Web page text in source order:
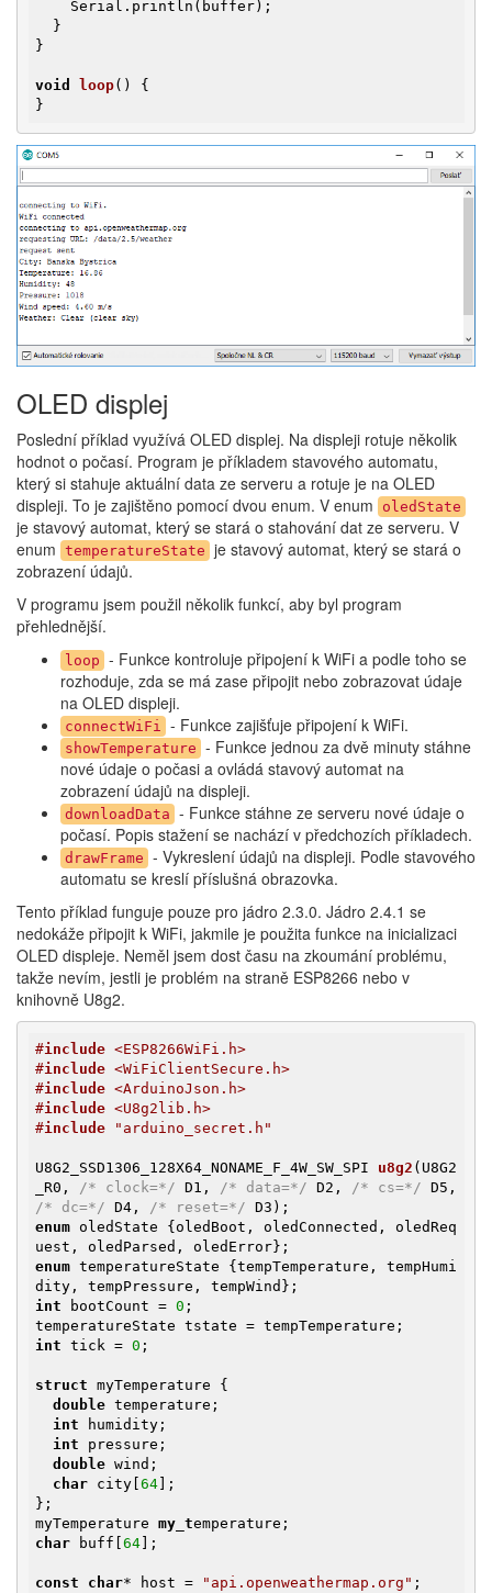
}
void loop()
{
}
OLED displej
Poslední příklad využívá OLED displej. Na displeji rotuje několik
hodnot o počasí. Program je příkladem stavového automatu,
který si stahuje aktuální data ze serveru a rotuje je na OLED
displeji. To je zajištěno pomocí dvou enum. V enum
oledState
je stavový automat, který se stará o stahování dat ze serveru. V
enum temperatureState je stavový automat, který se stará o
zobrazení údajů.
V programu jsem použil několik funkcí, aby byl program
přehlednější.
loop - Funkce kontroluje připojení k WiFi a podle toho se
rozhoduje, zda se má zase připojit nebo zobrazovat údaje
na OLED displeji.
connectWiFi - Funkce zajišťuje připojení k WiFi.
showTemperature - Funkce jednou za dvě minuty stáhne
nové údaje o počasi a ovládá stavový automat na
zobrazení údajů na displeji.
downloadData - Funkce stáhne ze serveru nové údaje o
počasí. Popis stažení se nachází v předchozích příkladech.
drawFrame - Vykreslení údajů na displeji. Podle stavového
automatu se kreslí příslušná obrazovka.
Tento příklad funguje pouze pro jádro 2.3.0. Jádro 2.4.1 se
nedokáže připojit k WiFi, jakmile je použita funkce na inicializaci
OLED displeje. Neměl jsem dost času na zkoumání problému,
takže nevím, jestli je problém na straně ESP8266 nebo v
knihovně U8g2.
#include <ESP8266WiFi.h>
#include <WiFiClientSecure.h>
#include <ArduinoJson.h>
#include <U8g2lib.h>
#include "arduino_secret.h"
U8G2_SSD1306_128X64_NONAME_F_4W_SW_SPI u8g2 (U8G2
_R0, /* clock=*/ D1, /* data=*/ D2, /* cs=*/
/* dc=*/ D4, /* reset=*/ D3)
enum oledState {oledBoot, oledConnected, oledReq
enum temperatureState {tempTemperature, tempHumi
int bootCount = 0 ;
int tick = 0 ;
struct myTemperature {
double temperature;
int humidity;
int pressure;
double wind;
char city[ 64 ];
};
myTemperature my_t
char buff[ 64 ];
const char* host = "api.openweathermap.org"